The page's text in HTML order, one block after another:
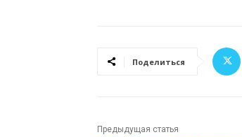
Поделиться
Предыдущая статья